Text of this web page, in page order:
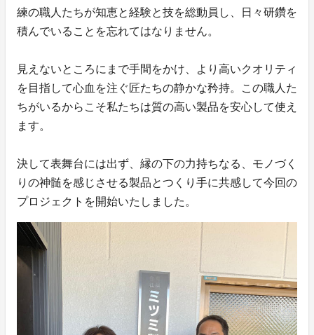
練の職人たちが知恵と経験と技を総動員し、日々研鑽を
積んでいることを忘れてはなりません。
見えないところにまで手間をかけ、より高いクオリティ
を目指して心血を注ぐ匠たちの静かな矜持。この職人た
ちがいるからこそ私たちは質の高い製品を安心して使え
ます。
決して表舞台には出ず、縁の下の力持ちなる、モノづく
りの神髄を感じさせる製品とつくり手に共感して今回の
プロジェクトを開始いたしました。